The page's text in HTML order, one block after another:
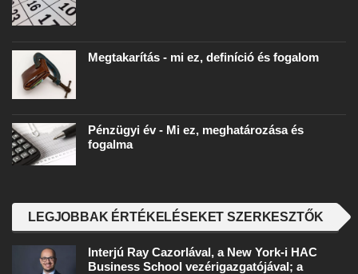
Megtakarítás - mi ez, definíció és fogalom
Pénzügyi év - Mi ez, meghatározása és
fogalma
LEGJOBBAK ÉRTÉKELÉSEKET SZERKESZTŐK
Interjú Ray Cazorlával, a New York-i HAC
Business School vezérigazgatójával; a